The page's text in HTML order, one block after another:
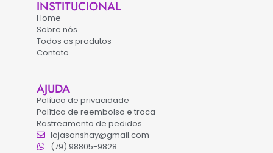
INSTITUCIONAL
Home
Sobre nós
Todos os produtos
Contato
AJUDA
Política de privacidade
Política de reembolso e troca
Rastreamento de pedidos
lojasanshay@gmail.com
(79) 98805-9828